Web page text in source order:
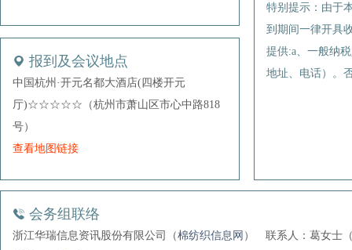
报到及会议地点
中国杭州·开元名都大酒店(四楼开元
厅)☆☆☆☆☆（杭州市萧山区市心中路818
号）
查看地图链接
特别提示：由于
到期间一律开具
提供:a、一般纳
地址、电话）。
会务组联络
浙江华瑞信息资讯股份有限公司（棉纺织信息网 ）
联系人：葛女士
广东纱纤亿信息科技股份有限公司
海发宝诚融资租赁有限公司
河南平棉纺织集团股份有限公司
江苏元泰纺织有限公司
立达（中国）纺织仪器有限公司
南通大富豪纺织科技有限公司